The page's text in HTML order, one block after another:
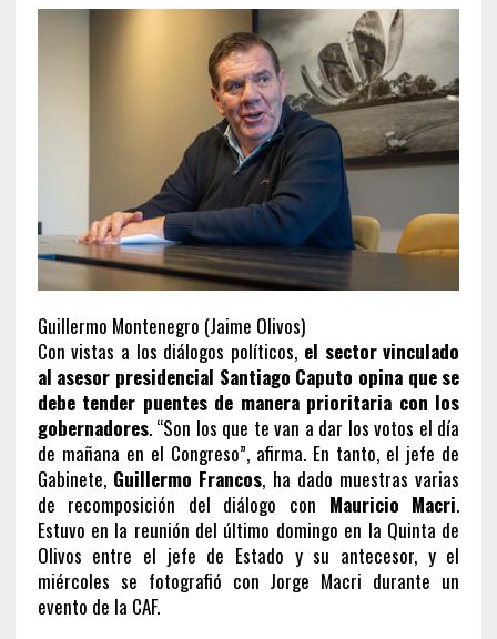
Guillermo Montenegro (Jaime Olivos)
Con vistas a los diálogos políticos, el sector vinculado
al asesor presidencial Santiago Caputo opina que se
debe tender puentes de manera prioritaria con los
gobernadores. “Son los que te van a dar los votos el día
de mañana en el Congreso”, afirma. En tanto, el jefe de
Gabinete, Guillermo Francos, ha dado muestras varias
de recomposición del diálogo con Mauricio Macri.
Estuvo en la reunión del último domingo en la Quinta de
Olivos entre el jefe de Estado y su antecesor, y el
miércoles se fotografió con Jorge Macri durante un
evento de la CAF.